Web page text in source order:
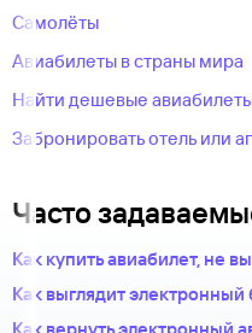
Самолёты
Авиабилеты в страны мира
Найти дешевые
Забронировать отель или
Часто
Как купить авиабилет, не
Укажите в нужных полях
Как выглядит электронный
После оплаты на сайте, в